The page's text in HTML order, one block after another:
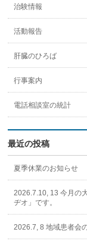
治験情報
活動報告
肝臓のひろば
行事案内
電話相談室の統計
最近の投稿
夏季休業のお知らせ
2026.7.10, 13 今月の
ヂオ」です。
2026.7, 8 地域患者会